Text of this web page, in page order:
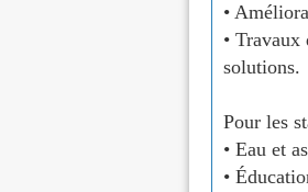
•
•
solutions.
Pour les
• Eau et
•